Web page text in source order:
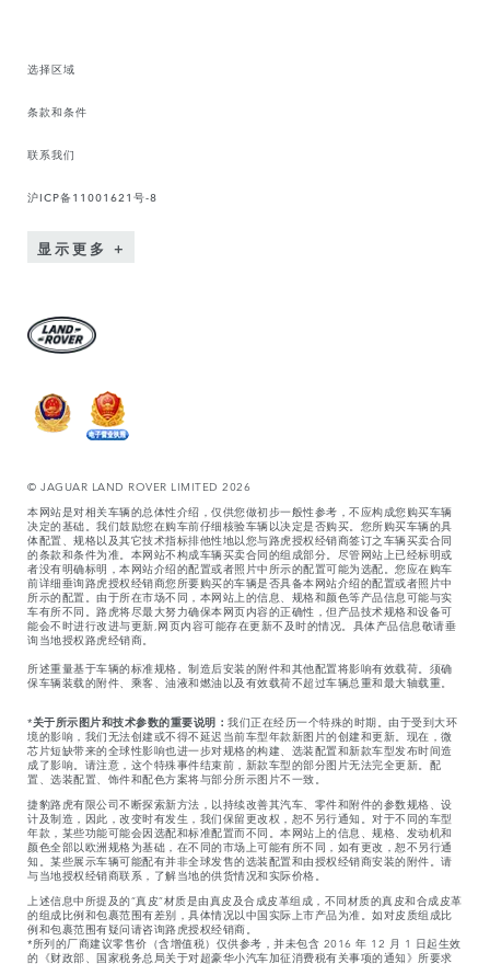
选择区域
条款和条件
联系我们
沪ICP备11001621号-8
显示更多
© JAGUAR LAND ROVER LIMITED 2026
本网站是对相关车辆的总体性介绍，仅供您做初步一般性参考，不应构成您购买车辆
决定的基础。我们鼓励您在购车前仔细核验车辆以决定是否购买。您所购买车辆的具
体配置、规格以及其它技术指标排他性地以您与路虎授权经销商签订之车辆买卖合同
的条款和条件为准。本网站不构成车辆买卖合同的组成部分。尽管网站上已经标明或
者没有明确标明，本网站介绍的配置或者照片中所示的配置可能为选配。您应在购车
前详细垂询路虎授权经销商您所要购买的车辆是否具备本网站介绍的配置或者照片中
所示的配置。由于所在市场不同，本网站上的信息、规格和颜色等产品信息可能与实
车有所不同。路虎将尽最大努力确保本网页内容的正确性，但产品技术规格和设备可
能会不时进行改进与更新,网页内容可能存在更新不及时的情况。具体产品信息敬请垂
询当地授权路虎经销商。
所述重量基于车辆的标准规格。制造后安装的附件和其他配置将影响有效载荷。须确
保车辆装载的附件、乘客、油液和燃油以及有效载荷不超过车辆总重和最大轴载重。
*关于所示图片和技术参数的重要说明： 我们正在经历一个特殊的时期。由于受到大环
境的影响，我们无法创建或不得不延迟当前车型年款新图片的创建和更新。现在，微
芯片短缺带来的全球性影响也进一步对规格的构建、选装配置和新款车型发布时间造
成了影响。请注意，这个特殊事件结束前，新款车型的部分图片无法完全更新。配
置、选装配置、饰件和配色方案将与部分所示图片不一致。
捷豹路虎有限公司不断探索新方法，以持续改善其汽车、零件和附件的参数规格、设
计及制造，因此，改变时有发生，我们保留更改权，恕不另行通知。对于不同的车型
年款，某些功能可能会因选配和标准配置而不同。本网站上的信息、规格、发动机和
颜色全部以欧洲规格为基础，在不同的市场上可能有所不同，如有更改，恕不另行通
知。某些展示车辆可能配有并非全球发售的选装配置和由授权经销商安装的附件。请
与当地授权经销商联系，了解当地的供货情况和实际价格。
上述信息中所提及的“真皮”材质是由真皮及合成皮革组成，不同材质的真皮和合成皮革
的组成比例和包裹范围有差别，具体情况以中国实际上市产品为准。如对皮质组成比
例和包裹范围有疑问请咨询路虎授权经销商。
*所列的厂商建议零售价（含增值税）仅供参考，并未包含 2016 年 12 月 1 日起生效
的《财政部、国家税务总局关于对超豪华小汽车加征消费税有关事项的通知》所要求